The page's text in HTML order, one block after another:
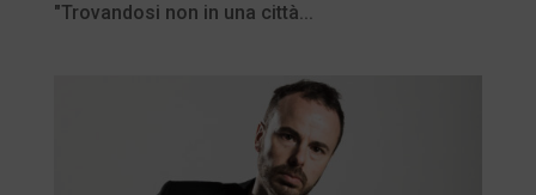
"Trovandosi non in una città...